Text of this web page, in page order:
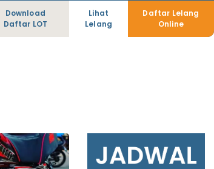
Download
Daftar LOT
Lihat
Lelang
Daftar Lelang
Online